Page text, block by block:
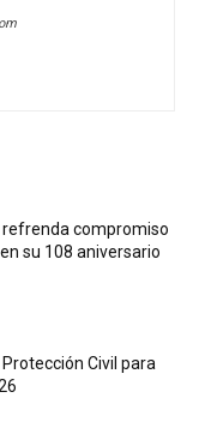
refrenda compromiso
su 108 aniversario
Civil para